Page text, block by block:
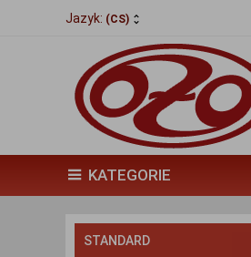
Jazyk: (CS)
KATEGORIE
STANDARD